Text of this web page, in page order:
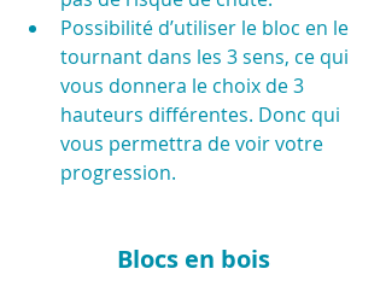
Possibilité d’utiliser le bloc en le
tournant dans les 3 sens, ce qui
vous donnera le choix de 3
hauteurs différentes. Donc qui
vous permettra de voir votre
progression.
Blocs en bois